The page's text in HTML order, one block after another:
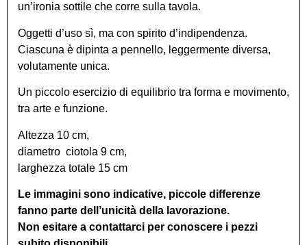
un’ironia sottile che corre sulla tavola.
Oggetti d’uso sì, ma con spirito d’indipendenza.
Ciascuna è dipinta a pennello, leggermente diversa,
volutamente unica.
Un piccolo esercizio di equilibrio tra forma e movimento,
tra arte e funzione.
Altezza 10 cm,
diametro ciotola 9 cm,
larghezza totale 15 cm
Le immagini sono indicative, piccole differenze
fanno parte dell’unicità della lavorazione.
Non esitare a contattarci per conoscere i pezzi